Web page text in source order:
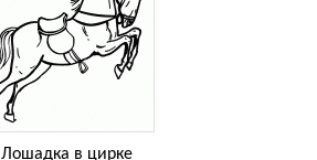
Лошадка в цирке